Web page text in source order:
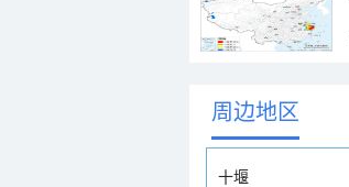
周边地区
十堰